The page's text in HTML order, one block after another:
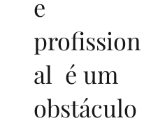
e
profission
al é um
obstáculo